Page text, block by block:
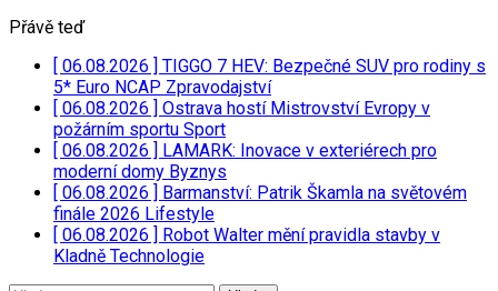
Přávě teď
[ 06.08.2026 ] TIGGO 7 HEV: Bezpečné SUV pro rodiny s
5* Euro NCAP Zpravodajství
[ 06.08.2026 ] Ostrava hostí Mistrovství Evropy v
požárním sportu Sport
[ 06.08.2026 ] LAMARK: Inovace v exteriérech pro
moderní domy Byznys
[ 06.08.2026 ] Barmanství: Patrik Škamla na světovém
finále 2026 Lifestyle
[ 06.08.2026 ] Robot Walter mění pravidla stavby v
Kladně Technologie